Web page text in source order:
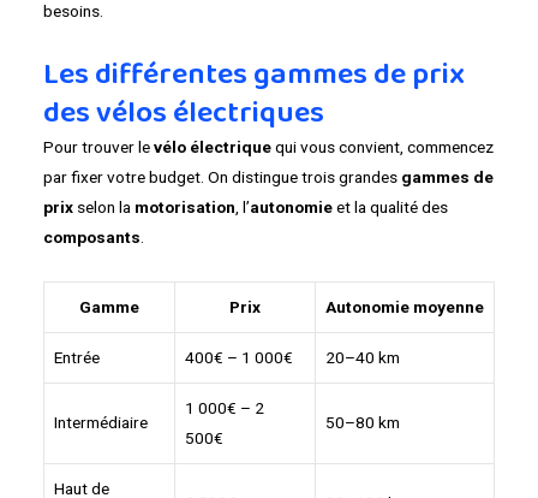
besoins.
Les différentes gammes de prix
des vélos électriques
Pour trouver levélo électriquequi vous convient, commencez
par fixer votre budget. On distingue trois grandes gammes de
prixselon la motorisation, l’autonomieet la qualité des
composants.
Gamme Prix Autonomie moyenne
Entrée 400€ – 1 000€ 20–40 km
Intermédiaire
1 000€ – 2
500€
50–80 km
Haut de